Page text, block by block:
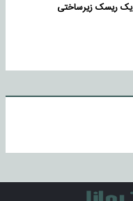
یک ریسک زیرساختی